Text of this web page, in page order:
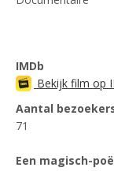
IMDb
Bekijk film op
Aantal
71
Een magisch-